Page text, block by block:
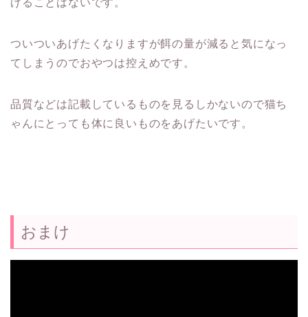
げることはないです。
ついついあげたくなりますが餌の量が減ると気になっ
てしまうのでおやつは控えめです。
品質などは記載しているものを見るしかないので猫ち
ゃんにとっても体に良いものをあげたいです。
おまけ